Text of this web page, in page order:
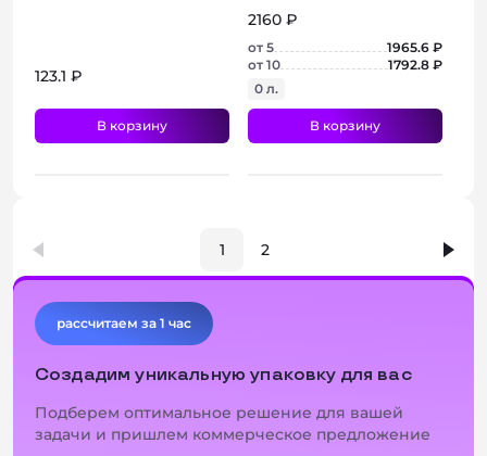
123.1 ₽
В корзину
2160 ₽
от 5
1965.6 ₽
от 10
1792.8 ₽
0 л.
В корзину
1 2
рассчитаем за 1 час
Создадим уникальную упаковку для вас
Подберем оптимальное решение для вашей
задачи и пришлем коммерческое предложение